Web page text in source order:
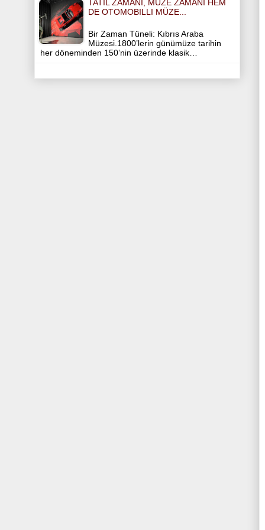
TATIL ZAMANI, MÜZE ZAMANI HEM
DE OTOMOBILLI MÜZE...
Bir Zaman Tüneli: Kıbrıs Araba
Müzesi.1800’lerin günümüze tarihin
her döneminden 150’nin üzerinde klasik…